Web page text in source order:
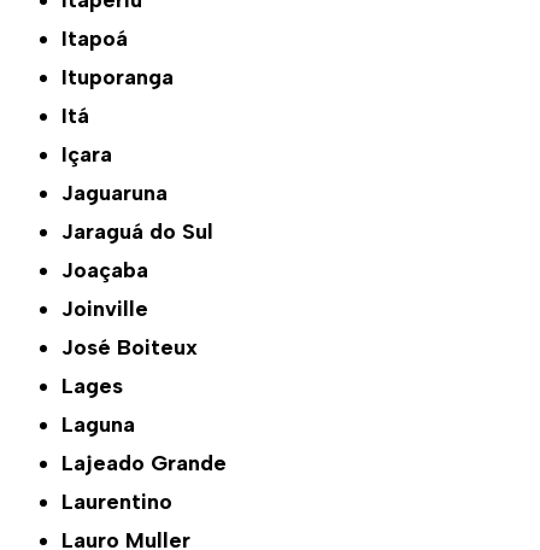
Itapoá
Ituporanga
Itá
Içara
Jaguaruna
Jaraguá do Sul
Joaçaba
Joinville
José Boiteux
Lages
Laguna
Lajeado Grande
Laurentino
Lauro Muller